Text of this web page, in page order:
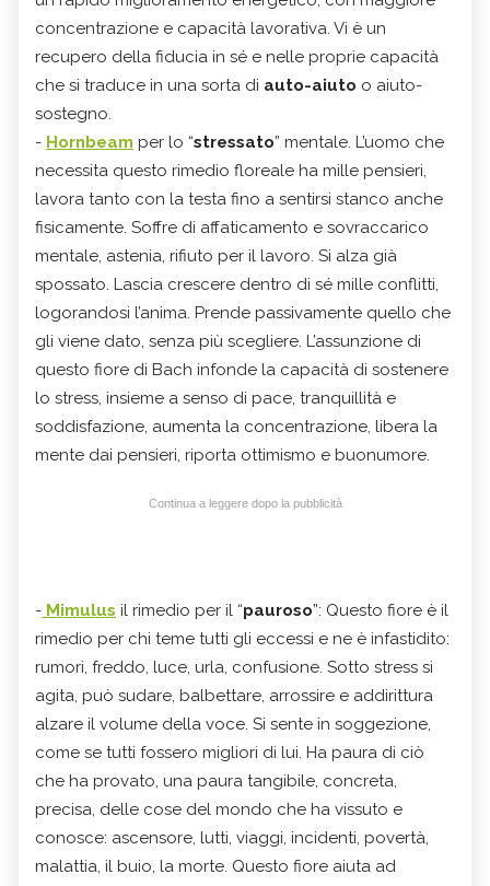
concentrazione e capacità lavorativa. Vi è un
recupero della fiducia in sé e nelle proprie capacità
che si traduce in una sorta di auto-aiuto o aiuto-
sostegno.
- Hornbeam per lo “stressato” mentale. L’uomo che
necessita questo rimedio floreale ha mille pensieri,
lavora tanto con la testa fino a sentirsi stanco anche
fisicamente. Soffre di affaticamento e sovraccarico
mentale, astenia, rifiuto per il lavoro. Si alza già
spossato. Lascia crescere dentro di sé mille conflitti,
logorandosi l’anima. Prende passivamente quello che
gli viene dato, senza più scegliere. L’assunzione di
questo fiore di Bach infonde la capacità di sostenere
lo stress, insieme a senso di pace, tranquillità e
soddisfazione, aumenta la concentrazione, libera la
mente dai pensieri, riporta ottimismo e buonumore.
Continua a leggere dopo la pubblicità
- Mimulus il rimedio per il “pauroso”: Questo fiore è il
rimedio per chi teme tutti gli eccessi e ne è infastidito:
rumori, freddo, luce, urla, confusione. Sotto stress si
agita, può sudare, balbettare, arrossire e addirittura
alzare il volume della voce. Si sente in soggezione,
come se tutti fossero migliori di lui. Ha paura di ciò
che ha provato, una paura tangibile, concreta,
precisa, delle cose del mondo che ha vissuto e
conosce: ascensore, lutti, viaggi, incidenti, povertà,
malattia, il buio, la morte. Questo fiore aiuta ad